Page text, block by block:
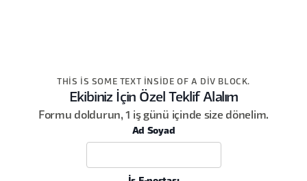
THIS IS SOME TEXT INSIDE OF A DIV BLOCK.
Ekibiniz İçin Özel Teklif Alalım
Formu doldurun, 1 iş günü içinde size dönelim.
Ad Soyad